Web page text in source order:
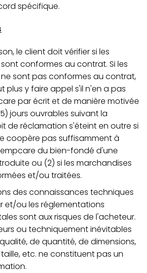
spécifique.
le client doit vérifier si les
conformes au contrat. Si les
sont pas conformes au contrat,
plus y faire appel s'il n'en a pas
par écrit et de manière motivée
jours ouvrables suivant la
de réclamation s'éteint en outre si
coopère pas suffisamment à
du bien-fondé d'une
ou (2) si les marchandises
et/ou traitées.
des connaissances techniques
et/ou les réglementations
sont aux risques de l'acheteur.
ou techniquement inévitables
de quantité, de dimensions,
etc. ne constituent pas un